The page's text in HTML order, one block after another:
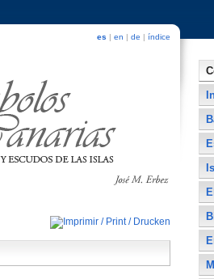
es | en | de | índice